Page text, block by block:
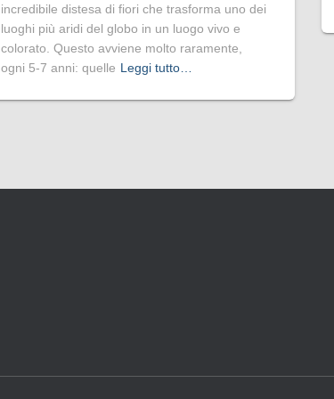
incredibile distesa di fiori che trasforma uno dei
luoghi più aridi del globo in un luogo vivo e
colorato. Questo avviene molto raramente,
ogni 5-7 anni: quelle Leggi tutto…